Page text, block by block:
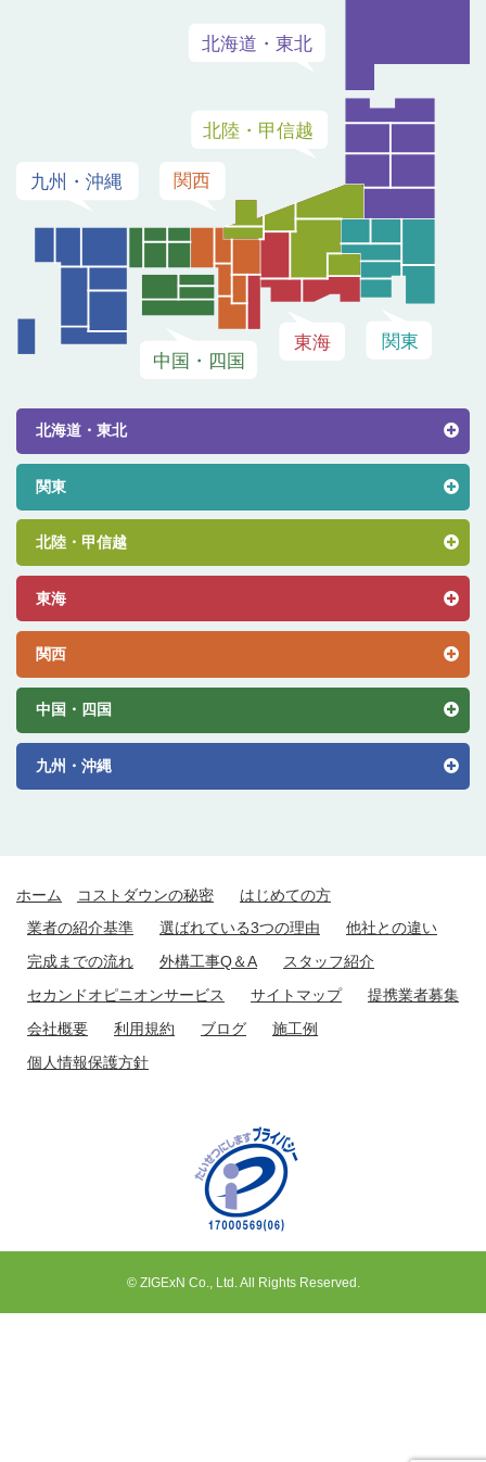
北海道・東北
関東
北陸・甲信越
東海
関西
中国・四国
九州・沖縄
ホーム コストダウンの秘密
はじめての方
業者の紹介基準
選ばれている3つの理由
他社との違い
完成までの流れ
外構工事Q＆A
スタッフ紹介
セカンドオピニオンサービス
サイトマップ
提携業者募集
会社概要
利用規約 ブログ
施工例
個人情報保護方針
© ZIGExN Co., Ltd. All Rights Reserved.